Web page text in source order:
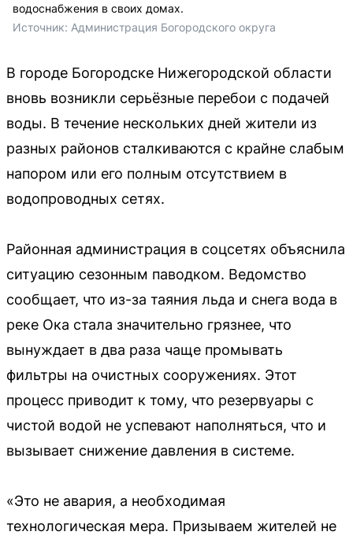
водоснабжения в своих домах.
Источник: Администрация Богородского округа
В городе Богородске Нижегородской области
вновь возникли серьёзные перебои с подачей
воды. В течение нескольких дней жители из
разных районов сталкиваются с крайне слабым
напором или его полным отсутствием в
водопроводных сетях.
Районная администрация в соцсетях объяснила
ситуацию сезонным паводком. Ведомство
сообщает, что из-за таяния льда и снега вода в
реке Ока стала значительно грязнее, что
вынуждает в два раза чаще промывать
фильтры на очистных сооружениях. Этот
процесс приводит к тому, что резервуары с
чистой водой не успевают наполняться, что и
вызывает снижение давления в системе.
«Это не авария, а необходимая
технологическая мера. Призываем жителей не